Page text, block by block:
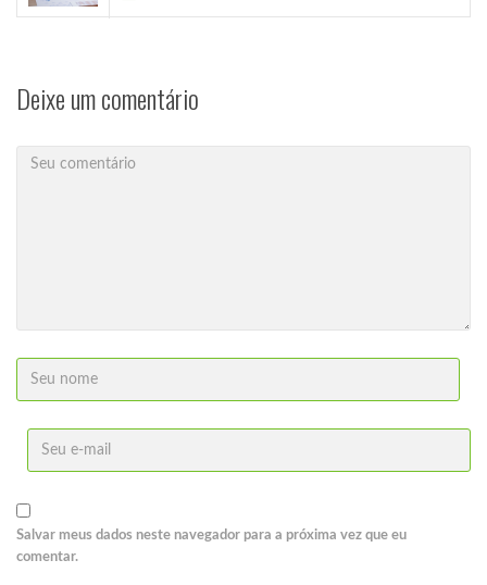
Deixe um comentário
Salvar meus dados neste navegador para a próxima vez que eu
comentar.